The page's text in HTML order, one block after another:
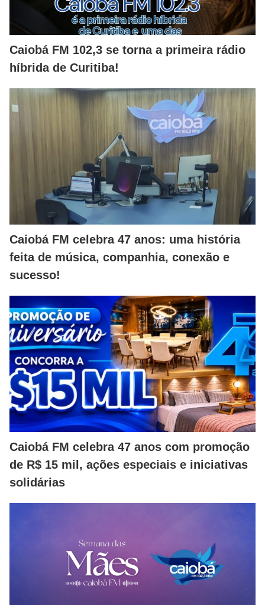
Caiobá FM 102,3 se torna a primeira rádio
híbrida de Curitiba!
Caiobá FM celebra 47 anos: uma história
feita de música, companhia, conexão e
sucesso!
Caiobá FM celebra 47 anos com promoção
de R$ 15 mil, ações especiais e iniciativas
solidárias